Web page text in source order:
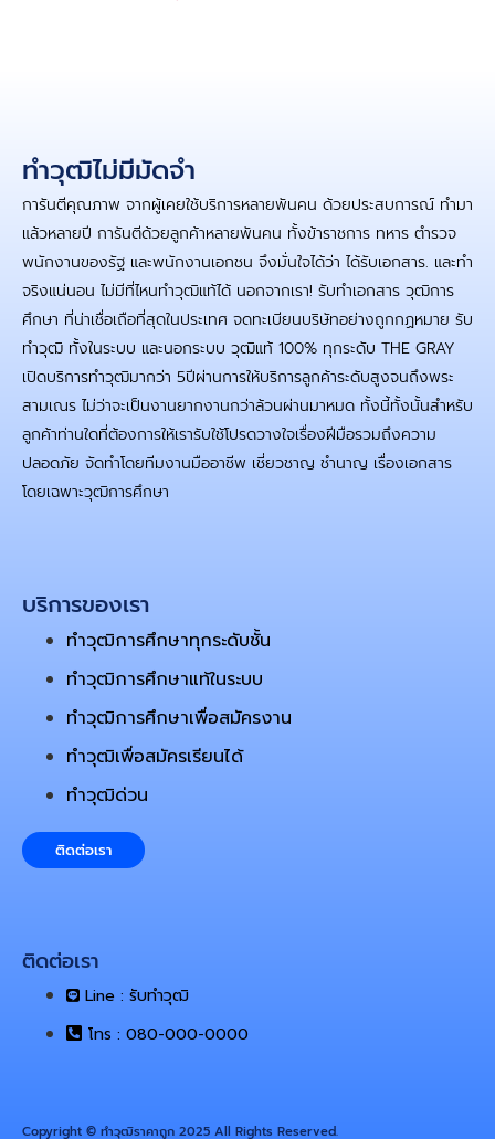
ทําวุฒิไม่มีมัดจํา
การันตีคุณภาพ จากผู้เคยใช้บริการหลายพันคน ด้วยประสบการณ์ ทำมา
แล้วหลายปี การันตีด้วยลูกค้าหลายพันคน ทั้งข้าราชการ ทหาร ตำรวจ
พนักงานของรัฐ และพนักงานเอกชน จึงมั่นใจได้ว่า ได้รับเอกสาร. และทำ
จริงแน่นอน ไม่มีที่ไหนทำวุฒิแท้ได้ นอกจากเรา! รับทำเอกสาร วุฒิการ
ศึกษา ที่น่าเชื่อเถือที่สุดในประเทศ จดทะเบียนบริษัทอย่างถูกกฏหมาย รับ
ทำวุฒิ ทั้งในระบบ และนอกระบบ วุฒิแท้ 100% ทุกระดับ THE GRAY
เปิดบริการทำวุฒิมากว่า 5ปีผ่านการให้บริการลูกค้าระดับสูงจนถึงพระ
สามเณร ไม่ว่าจะเป็นงานยากงานกว่าล้วนผ่านมาหมด ทั้งนี้ทั้งนั้นสำหรับ
ลูกค้าท่านใดที่ต้องการให้เรารับใช้โปรดวางใจเรื่องฝีมือรวมถึงความ
ปลอดภัย จัดทำโดยทีมงานมืออาชีพ เชี่ยวชาญ ชำนาญ เรื่องเอกสาร
โดยเฉพาะวุฒิการศึกษา
บริการของเรา
ทำวุฒิการศึกษาทุกระดับชั้น
ทำวุฒิการศึกษาแท้ในระบบ
ทำวุฒิการศึกษาเพื่อสมัครงาน
ทำวุฒิเพื่อสมัครเรียนได้
ทำวุฒิด่วน
ติดต่อเรา
ติดต่อเรา
Line : รับทำวุฒิ
โทร : 080-000-0000
Copyright © ทําวุฒิราคาถูก 2025 All Rights Reserved.